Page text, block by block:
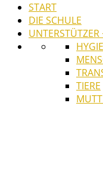
START
DIE SCHULE
UNTERSTÜTZER
TIERE